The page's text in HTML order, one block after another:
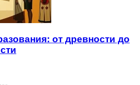
от древности до